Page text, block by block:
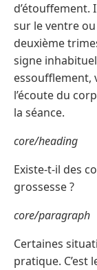
d’étouffement.
sur le ventre
deuxième
signe
essoufflement,
l’écoute du
la séance.
core/heading
Existe-t-il des
grossesse ?
core/paragraph
Certaines
pratique. C’est